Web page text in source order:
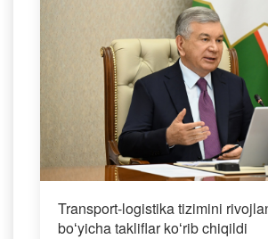
Transport-logistika tizimini
boʻyicha takliflar koʻrib chiqildi